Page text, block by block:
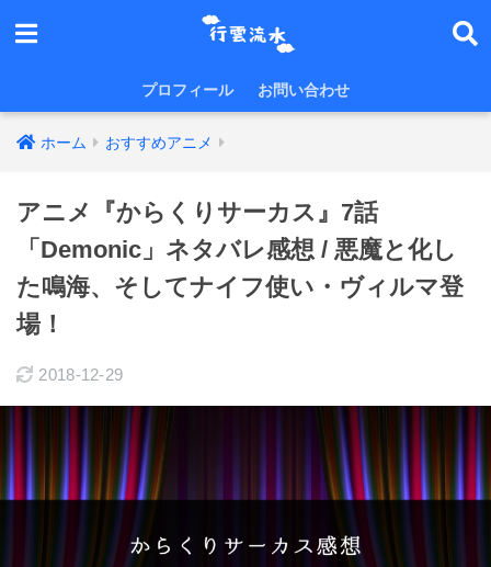
プロフィール お問い合わせ
ホーム おすすめアニメ
アニメ『からくりサーカス』7話
「Demonic」ネタバレ感想 / 悪魔と化し
た鳴海、そしてナイフ使い・ヴィルマ登
場！
2018-12-29